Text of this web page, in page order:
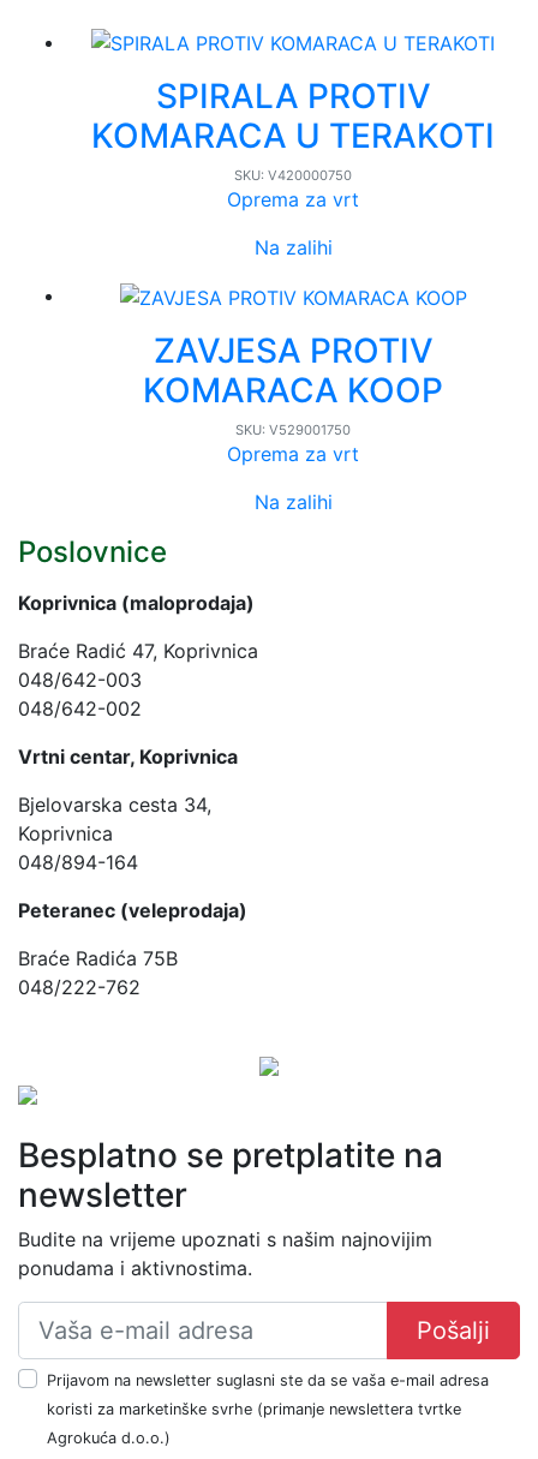
SPIRALA PROTIV
KOMARACA U TERAKOTI
SKU: V420000750
Oprema za vrt
Na zalihi
ZAVJESA PROTIV
KOMARACA KOOP
SKU: V529001750
Oprema za vrt
Na zalihi
Poslovnice
Koprivnica (maloprodaja)
Braće Radić 47, Koprivnica
048/642-003
048/642-002
Vrtni centar, Koprivnica
Bjelovarska cesta 34,
Koprivnica
048/894-164
Peteranec (veleprodaja)
Braće Radića 75B
048/222-762
Besplatno se pretplatite na
newsletter
Budite na vrijeme upoznati s našim najnovijim
ponudama i aktivnostima.
Pošalji
Prijavom na newsletter suglasni ste da se vaša e-mail adresa
koristi za marketinške svrhe (primanje newslettera tvrtke
Agrokuća d.o.o.)